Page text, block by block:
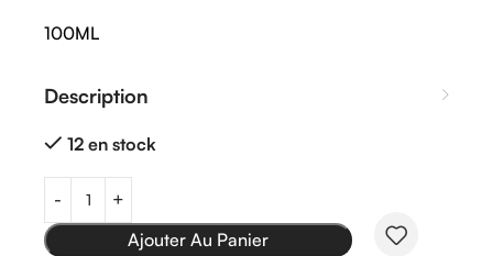
100ML
Description
12 en stock
Ajouter Au Panier